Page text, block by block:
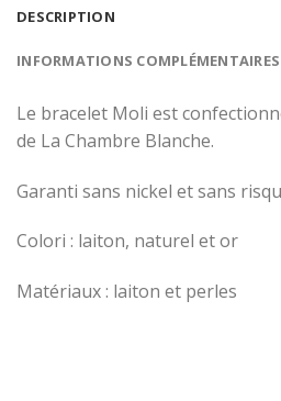
DESCRIPTION
INFORMATIONS COMPLÉMENTAIRES
Le bracelet Moli est
de La Chambre Blanche.
Garanti sans nickel et sans
Colori : laiton, naturel et or
Matériaux : laiton et perles